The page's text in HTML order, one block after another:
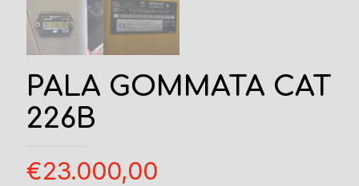
PALA GOMMATA CAT
226B
€23.000,00